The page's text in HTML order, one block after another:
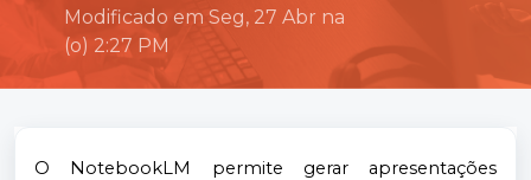
Modificado em Seg, 27 Abr na
(o) 2:27 PM
O NotebookLM permite gerar apresentações